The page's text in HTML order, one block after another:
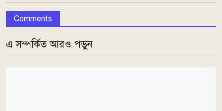
Comments
এ সম্পর্কিত আরও পড়ুন